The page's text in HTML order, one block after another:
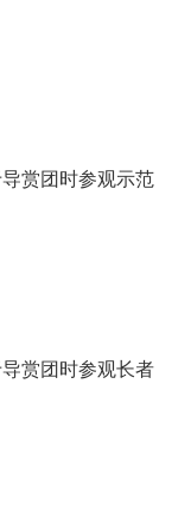
赏团时参观示范
赏团时参观长者